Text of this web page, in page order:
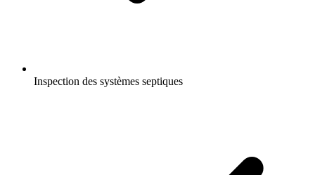
Inspection des systèmes septiques